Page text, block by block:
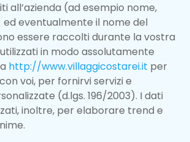
all’azienda (ad esempio nome,
ed eventualmente il nome del
essere raccolti durante la vostra
in modo assolutamente
http://www.villaggicostarei.it per
voi, per fornirvi servizi e
(d.lgs. 196/2003). I dati
inoltre, per elaborare trend e